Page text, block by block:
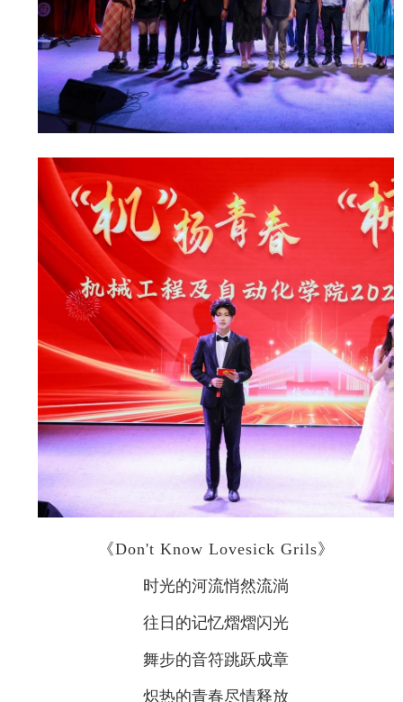
《Don't Know Lovesick Grils》
时光的河流悄然流淌
往日的记忆熠熠闪光
舞步的音符跳跃成章
炽热的青春尽情释放